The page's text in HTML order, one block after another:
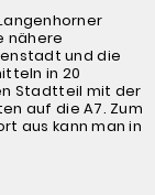
nähere
und die
in 20
Stadtteil mit der
auf die A7. Zum
aus kann man in